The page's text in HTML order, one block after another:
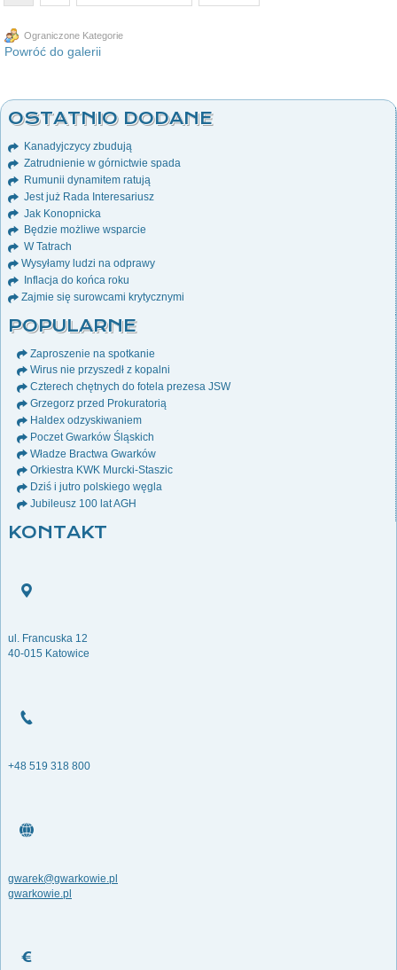
Ograniczone Kategorie
Powróć do galerii
OSTATNIO DODANE
Kanadyjczycy zbudują
Zatrudnienie w górnictwie spada
Rumunii dynamitem ratują
Jest już Rada Interesariusz
Jak Konopnicka
Będzie możliwe wsparcie
W Tatrach
Wysyłamy ludzi na odprawy
Inflacja do końca roku
Zajmie się surowcami krytycznymi
POPULARNE
Zaproszenie na spotkanie
Wirus nie przyszedł z kopalni
Czterech chętnych do fotela prezesa JSW
Grzegorz przed Prokuratorią
Haldex odzyskiwaniem
Poczet Gwarków Śląskich
Władze Bractwa Gwarków
Orkiestra KWK Murcki-Staszic
Dziś i jutro polskiego węgla
Jubileusz 100 lat AGH
KONTAKT
ul. Francuska 12
40-015 Katowice
+48 519 318 800
gwarek@gwarkowie.pl
gwarkowie.pl